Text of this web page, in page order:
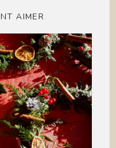
AIMER